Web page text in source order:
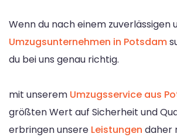
Wenn du nach einem zuverlässigen
Umzugsunternehmen in Potsdam
du bei uns genau richtig.
mit unserem Umzugsservice aus
größten Wert auf Sicherheit und
erbringen unsere Leistungen daher